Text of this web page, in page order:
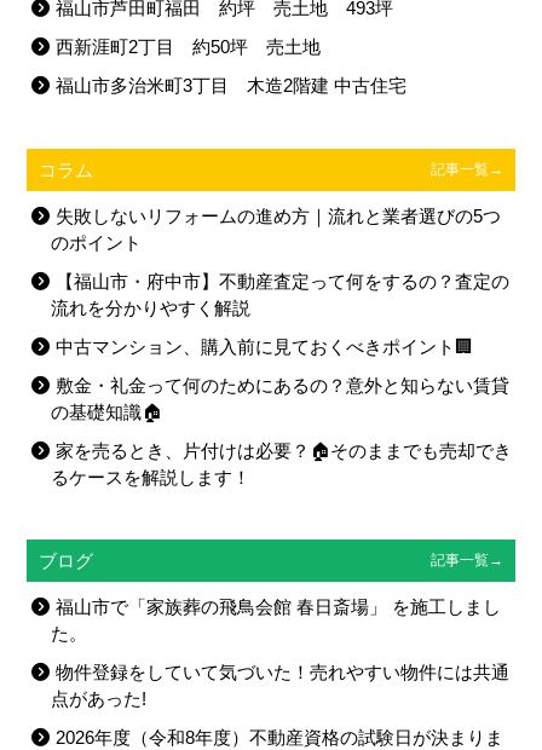
福山市芦田町福田 約坪 売土地 493坪
西新涯町2丁目 約50坪 売土地
福山市多治米町3丁目 木造2階建 中古住宅
コラム 記事一覧→
失敗しないリフォームの進め方｜流れと業者選びの5つ
のポイント
【福山市・府中市】不動産査定って何をするの？査定の
流れを分かりやすく解説
中古マンション、購入前に見ておくべきポイント🏢
敷金・礼金って何のためにあるの？意外と知らない賃貸
の基礎知識🏠
家を売るとき、片付けは必要？🏠そのままでも売却でき
るケースを解説します！
ブログ 記事一覧→
福山市で「家族葬の飛鳥会館 春日斎場」 を施工しまし
た。
物件登録をしていて気づいた！売れやすい物件には共通
点があった!
2026年度（令和8年度）不動産資格の試験日が決まりま